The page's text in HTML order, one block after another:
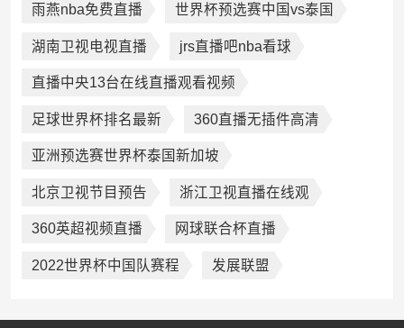
雨燕nba免费直播 世界杯预选赛中国vs泰国
湖南卫视电视直播 jrs直播吧nba看球
直播中央13台在线直播观看视频
足球世界杯排名最新 360直播无插件高清
亚洲预选赛世界杯泰国新加坡
北京卫视节目预告 浙江卫视直播在线观
360英超视频直播 网球联合杯直播
2022世界杯中国队赛程 发展联盟